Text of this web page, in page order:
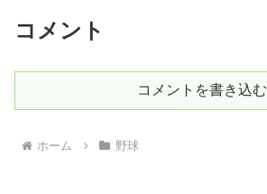
コメント
コメントを書き込む
ホーム 野球